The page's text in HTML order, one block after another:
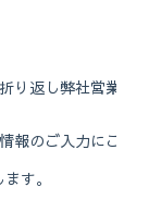
advisory/CVE-